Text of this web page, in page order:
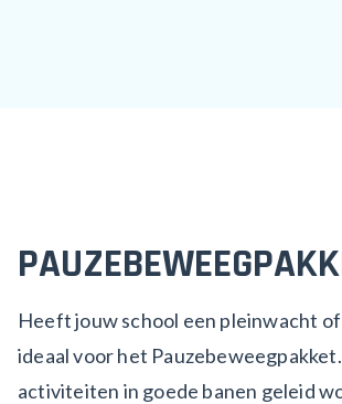
Heeft jouw school een pleinwacht
ideaal voor het
activiteiten in goede banen geleid